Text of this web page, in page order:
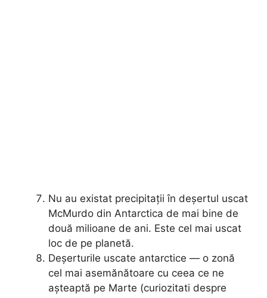
Nu au existat precipitații în deșertul uscat
McMurdo din Antarctica de mai bine de
două milioane de ani. Este cel mai uscat
loc de pe planetă.
Deșerturile uscate antarctice — o zonă
cel mai asemănătoare cu ceea ce ne
așteaptă pe Marte (curiozitati despre